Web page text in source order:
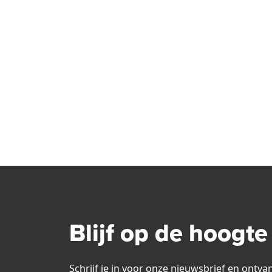
Blijf op de hoogte
Schrijf je in voor onze nieuwsbrief en